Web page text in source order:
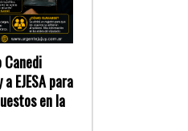
Canedi
EJESA para
en la